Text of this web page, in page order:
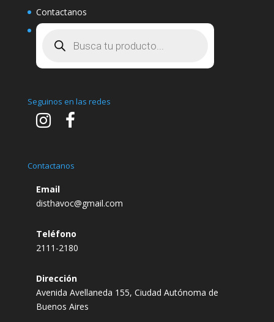
Contactanos
Seguinos en las redes
Contactanos
Email
disthavoc@gmail.com
Teléfono
2111-2180
Dirección
Avenida Avellaneda 155, Ciudad Autónoma de
Buenos Aires